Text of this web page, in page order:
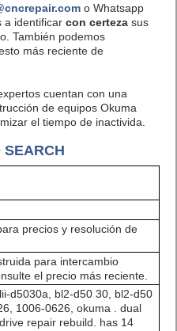
o Whatsapp
a identificar con certezasus
También podemos
más reciente de
cuentan con una
de equipos Okuma
el tiempo de inactivida.
precios y resolución de
para intercambio
el precio más reciente.
d5030a, bl2-d50 30, bl2-d50
1006-0626, okuma . dual
repair rebuild. has 14